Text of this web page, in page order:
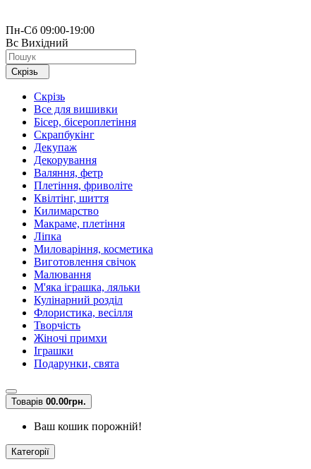
Пн-Сб 09:00-19:00
Вс Вихідний
Скрізь
Скрізь
Все для вишивки
Бісер, бісероплетіння
Скрапбукінг
Декупаж
Декорування
Валяння, фетр
Плетіння, фриволіте
Квілтінг, шиття
Килимарство
Макраме, плетіння
Ліпка
Миловаріння, косметика
Виготовлення свічок
Малювання
М'яка іграшка, ляльки
Кулінарний розділ
Флористика, весілля
Творчість
Жіночі примхи
Іграшки
Подарунки, свята
Товарів 00.00грн.
Ваш кошик порожній!
Категорії